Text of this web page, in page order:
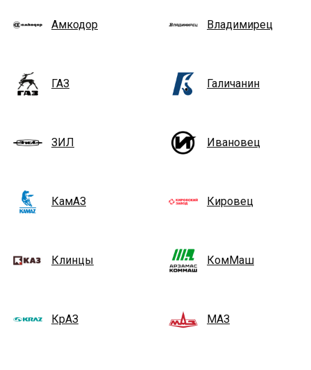
Амкодор Владимирец
ГАЗ Галичанин
ЗИЛ Ивановец
КамАЗ Кировец
Клинцы КомМаш
КрАЗ МАЗ